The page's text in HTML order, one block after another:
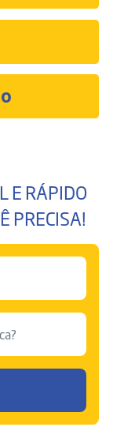
E RÁPIDO
PRECISA!